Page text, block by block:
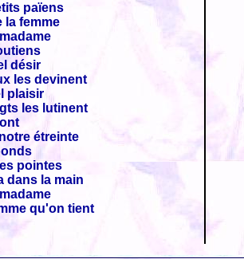
païens
la femme
désir
les devinent
plaisir
les lutinent
étreinte
pointes
dans la main
qu'on tient